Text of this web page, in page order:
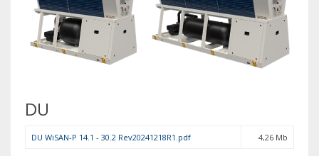
DU
DU WiSAN-P 14.1 - 30.2 Rev20241218R1.pdf 4,26 Mb